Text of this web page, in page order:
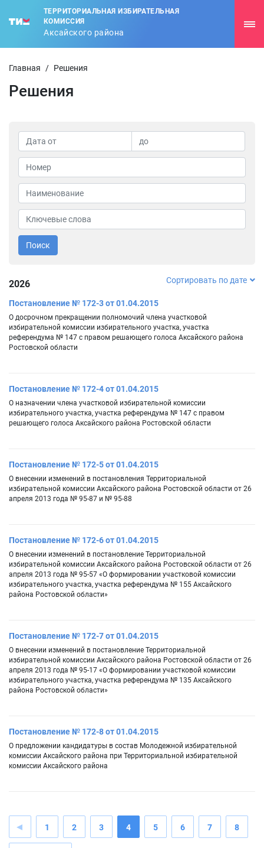
ТЕРРИТОРИАЛЬНАЯ ИЗБИРАТЕЛЬНАЯ
КОМИССИЯ
Аксайского района
Главная / Решения
Решения
Поиск
2026 Сортировать по дате
Постановление № 172-3 от 01.04.2015
О досрочном прекращении полномочий члена участковой
избирательной комиссии избирательного участка, участка
референдума № 147 с правом решающего голоса Аксайского района
Ростовской области
Постановление № 172-4 от 01.04.2015
О назначении члена участковой избирательной комиссии
избирательного участка, участка референдума № 147 с правом
решающего голоса Аксайского района Ростовской области
Постановление № 172-5 от 01.04.2015
О внесении изменений в постановления Территориальной
избирательной комиссии Аксайского района Ростовской области от 26
апреля 2013 года № 95-87 и № 95-88
Постановление № 172-6 от 01.04.2015
О внесении изменений в постановление Территориальной
избирательной комиссии Аксайского района Ростовской области от 26
апреля 2013 года № 95-57 «О формировании участковой комиссии
избирательного участка, участка референдума № 155 Аксайского
района Ростовской области»
Постановление № 172-7 от 01.04.2015
О внесении изменений в постановление Территориальной
избирательной комиссии Аксайского района Ростовской области от 26
апреля 2013 года № 95-17 «О формировании участковой комиссии
избирательного участка, участка референдума № 135 Аксайского
района Ростовской области»
Постановление № 172-8 от 01.04.2015
О предложении кандидатуры в состав Молодежной избирательной
комиссии Аксайского района при Территориальной избирательной
комиссии Аксайского района
1 2 3 4 5 6 7 8